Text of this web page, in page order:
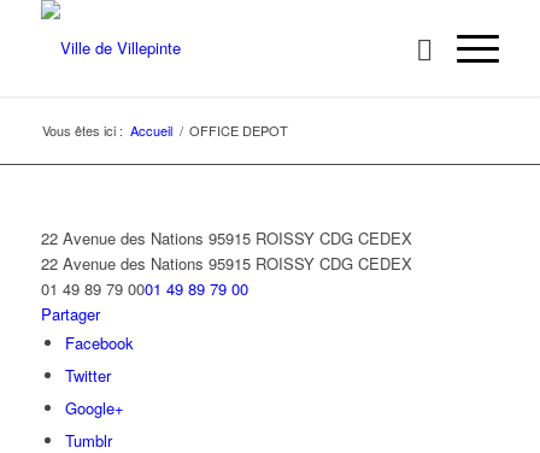
Vous êtes ici : Accueil / OFFICE DEPOT
22 Avenue des Nations 95915 ROISSY CDG CEDEX
22 Avenue des Nations 95915 ROISSY CDG CEDEX
01 49 89 79 0001 49 89 79 00
Partager
Facebook
Twitter
Google+
Tumblr